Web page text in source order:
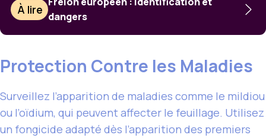
À lire dangers
Protection Contre les Maladies
Surveillez l’apparition de maladies comme le mildiou
ou l’oïdium, qui peuvent affecter le feuillage. Utilisez
un fongicide adapté dès l’apparition des premiers